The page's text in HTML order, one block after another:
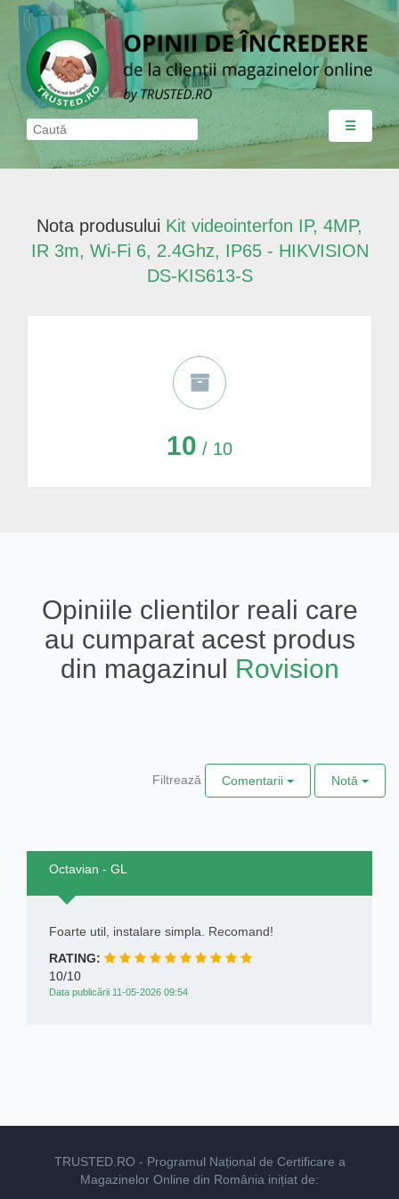
☰
Nota produsului Kit videointerfon IP, 4MP,
IR 3m, Wi-Fi 6, 2.4Ghz, IP65 - HIKVISION
DS-KIS613-S
10 / 10
Opiniile clientilor reali care
au cumparat acest produs
din magazinul Rovision
Filtrează Comentarii Notă
Octavian - GL
Foarte util, instalare simpla. Recomand!
RATING:
10/10
Data publicării 11-05-2026 09:54
TRUSTED.RO - Programul Național de Certificare a
Magazinelor Online din România inițiat de: